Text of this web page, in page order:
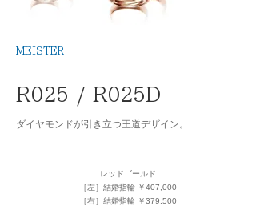
MEISTER
R025 / R025D
ダイヤモンドが引き立つ王道デザイン。
レッドゴールド
［左］結婚指輪 ￥407,000
［右］結婚指輪 ￥379,500